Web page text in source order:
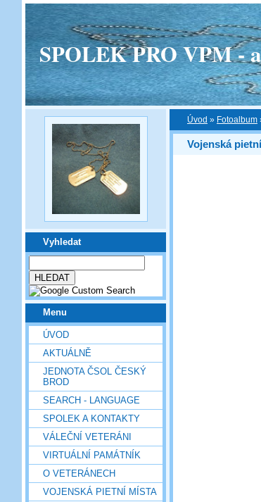
SPOLEK PRO VPM -
Vyhledat
Menu
ÚVOD
AKTUÁLNĚ
JEDNOTA ČSOL ČESKÝ
BROD
SEARCH - LANGUAGE
SPOLEK A KONTAKTY
VÁLEČNÍ VETERÁNI
VIRTUÁLNÍ PAMÁTNÍK
O VETERÁNECH
VOJENSKÁ PIETNÍ MÍSTA
Úvod » Fotoalbum
Vojenská